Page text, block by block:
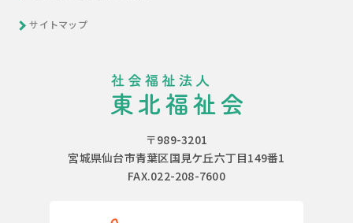
サイトマップ
〒989-3201
宮城県仙台市青葉区国見ケ丘六丁目149番1
FAX.022-208-7600